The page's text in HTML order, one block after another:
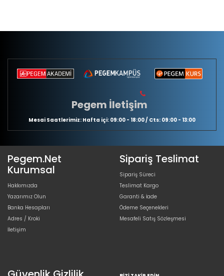
Pegem İletişim
Mesai Saatlerimiz: Hafta içi: 09:00 - 18:00 / Cts: 09:00 - 13:00
Pegem.Net
Kurumsal
Hakkımızda
Yazarımız Olun
Banka Hesapları
Adres / Kroki
İletişim
Sipariş Teslimat
Sipariş Süreci
Teslimat Kargo
Garanti & İade
Ödeme Seçenekleri
Mesafeli Satış Sözleşmesi